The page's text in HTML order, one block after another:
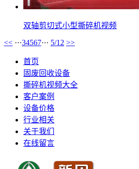
双轴剪切式小型撕碎机视频
<< ···34567··· 5/12 >>
首页
固废回收设备
撕碎机视频大全
客户案例
设备价格
行业相关
关于我们
在线留言